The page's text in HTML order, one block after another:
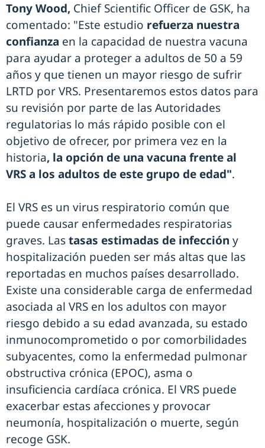
Tony Wood, Chief Scientific Officer de GSK, ha
comentado: "Este estudio refuerza nuestra
confianza en la capacidad de nuestra vacuna
para ayudar a proteger a adultos de 50 a 59
años y que tienen un mayor riesgo de sufrir
LRTD por VRS. Presentaremos estos datos para
su revisión por parte de las Autoridades
regulatorias lo más rápido posible con el
objetivo de ofrecer, por primera vez en la
historia, la opción de una vacuna frente al
VRS a los adultos de este grupo de edad".
El VRS es un virus respiratorio común que
puede causar enfermedades respiratorias
graves. Lastasas estimadas de infección y
hospitalización pueden ser más altas que las
reportadas en muchos países desarrollado.
Existe una considerable carga de enfermedad
asociada al VRS en los adultos con mayor
riesgo debido a su edad avanzada, su estado
inmunocomprometido o por comorbilidades
subyacentes, como la enfermedad pulmonar
obstructiva crónica (EPOC), asma o
insuficiencia cardíaca crónica. El VRS puede
exacerbar estas afecciones y provocar
neumonía, hospitalización o muerte, según
recoge GSK.